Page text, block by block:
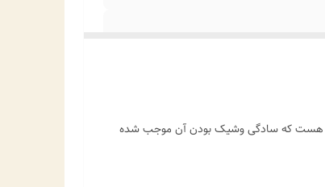
هست که سادگی وشیک بودن آن موجب شده